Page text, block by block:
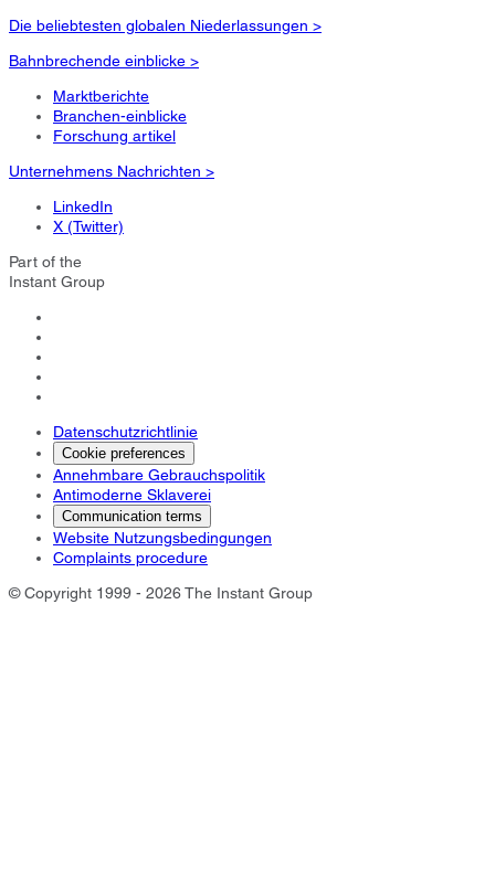
Die beliebtesten globalen Niederlassungen >
Bahnbrechende einblicke >
Marktberichte
Branchen-einblicke
Forschung artikel
Unternehmens Nachrichten >
LinkedIn
X (Twitter)
Part of the
Instant Group
Datenschutzrichtlinie
Cookie preferences
Annehmbare Gebrauchspolitik
Antimoderne Sklaverei
Communication terms
Website Nutzungsbedingungen
Complaints procedure
© Copyright 1999 - 2026 The Instant Group